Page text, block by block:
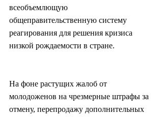
всеобъемлющую
общеправительственную систему
реагирования для решения кризиса
низкой рождаемости в стране.
На фоне растущих жалоб от
молодоженов на чрезмерные штрафы за
отмену, перепродажу дополнительных